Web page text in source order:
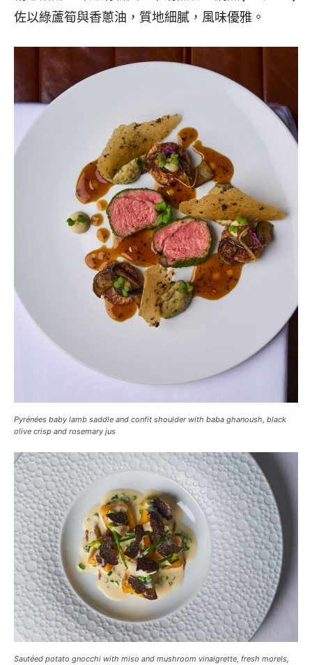
佐以綠蘆筍與香蔥油，質地細膩，風味優雅。
Pyrénées baby lamb saddle and confit shoulder with baba ghanoush, black
olive crisp and rosemary jus
Sautéed potato gnocchi with miso and mushroom vinaigrette, fresh morels,